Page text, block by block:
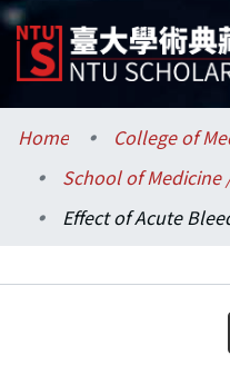
Communities &
Research Outputs
Home